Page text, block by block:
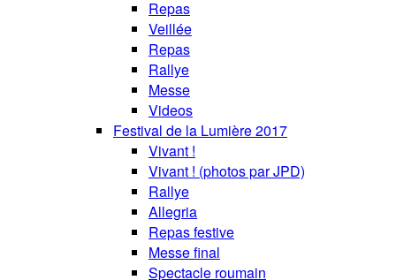
Repas
Veillée
Repas
Rallye
Messe
Videos
Festival de la Lumière 2017
Vivant !
Vivant ! (photos par JPD)
Rallye
Allegria
Repas festive
Messe final
Spectacle roumain